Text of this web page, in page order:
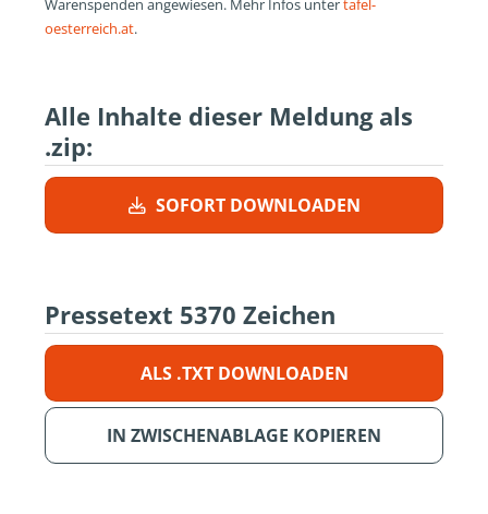
Warenspenden angewiesen. Mehr Infos untertafel-
oesterreich.at.
Alle Inhalte dieser Meldung als
.zip:
SOFORT DOWNLOADEN
Pressetext 5370 Zeichen
ALS .TXT DOWNLOADEN
IN ZWISCHENABLAGE KOPIEREN